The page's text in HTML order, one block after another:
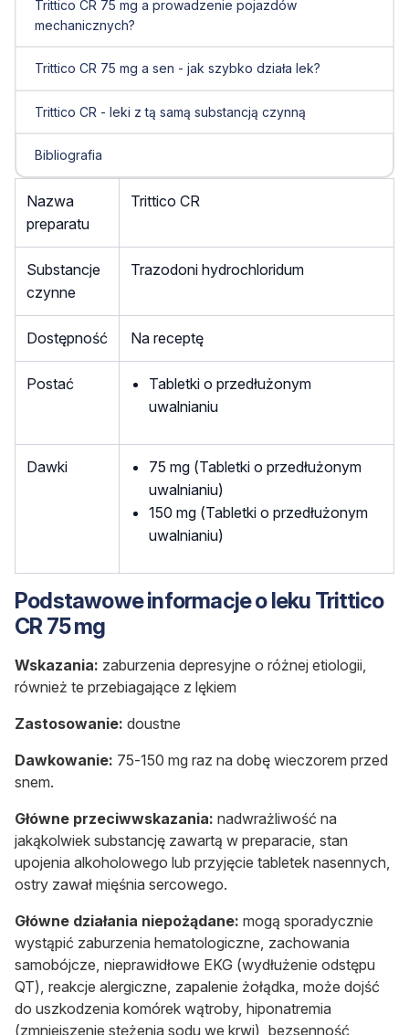
Trittico CR 75 mg a prowadzenie pojazdów
mechanicznych?
Trittico CR 75 mg a sen - jak szybko działa lek?
Trittico CR - leki z tą samą substancją czynną
Bibliografia
Nazwa
preparatu
Trittico CR
Substancje
czynne
Trazodoni hydrochloridum
Dostępność Na receptę
Postać
Tabletki o przedłużonym
uwalnianiu
Dawki
75 mg (Tabletki o przedłużonym
uwalnianiu)
150 mg (Tabletki o przedłużonym
uwalnianiu)
Podstawowe informacje o leku Trittico
CR 75 mg
Wskazania: zaburzenia depresyjne o różnej etiologii,
również te przebiagające z lękiem
Zastosowanie: doustne
Dawkowanie: 75-150 mg raz na dobę wieczorem przed
snem.
Główne przeciwwskazania: nadwrażliwość na
jakąkolwiek substancję zawartą w preparacie, stan
upojenia alkoholowego lub przyjęcie tabletek nasennych,
ostry zawał mięśnia sercowego.
Główne działania niepożądane: mogą sporadycznie
wystąpić zaburzenia hematologiczne, zachowania
samobójcze, nieprawidłowe EKG (wydłużenie odstępu
QT), reakcje alergiczne, zapalenie żołądka, może dojść
do uszkodzenia komórek wątroby, hiponatremia
(zmniejszenie stężenia sodu we krwi), bezsenność,